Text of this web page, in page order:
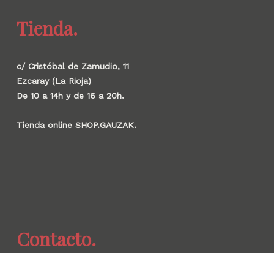
Tienda.
c/ Cristóbal de Zamudio, 11
Ezcaray (La Rioja)
De 10 a 14h y de 16 a 20h.
Tienda online SHOP.GAUZAK.
Contacto.